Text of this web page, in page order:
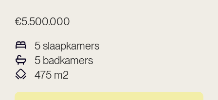
€5.500.000
5slaapkamers
5 badkamers
475 m2